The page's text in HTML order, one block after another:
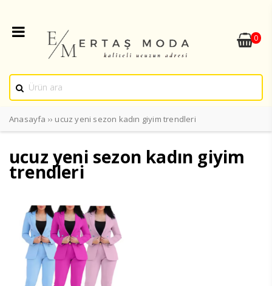
0
Anasayfa ›› ucuz yeni sezon kadın giyim trendleri
ucuz yeni sezon kadın giyim
trendleri